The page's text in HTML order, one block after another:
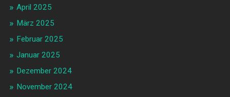
April 2025
März 2025
Februar 2025
Januar 2025
Dezember 2024
November 2024